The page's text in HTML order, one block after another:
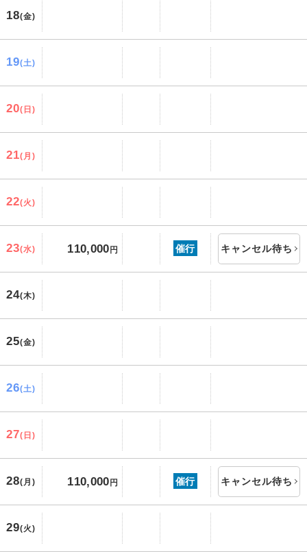
18(金)
19(土)
20(日)
21(月)
22(火)
23(水) 110,000 円 催行 キャンセル待ち
24(木)
25(金)
26(土)
27(日)
28(月) 110,000 円 催行 キャンセル待ち
29(火)